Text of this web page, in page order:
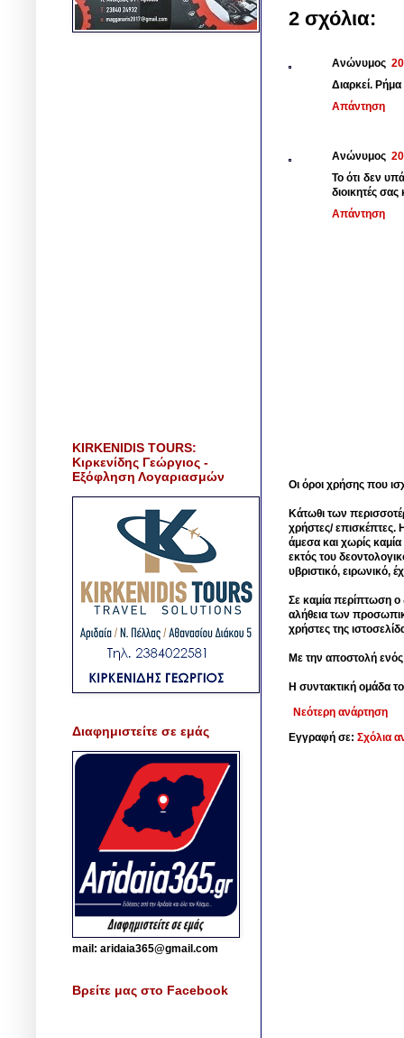
2 σχόλια:
Ανώνυμος
Διαρκεί. Ρήμα
Απάντηση
Ανώνυμος
Το ότι δεν
διοικητές
Απάντηση
Οι όροι χρήσης που
Κάτωθι των
χρήστες/ επισκέπτες.
άμεσα και χωρίς
εκτός του
υβριστικό, ειρωνικό,
Σε καμία περίπτωση ο
αλήθεια των
χρήστες της
Με την αποστολή
Η συντακτική ομάδα
Νεότερη ανάρτηση
Εγγραφή σε: Σχόλια
KIRKENIDIS TOURS:
Κιρκενίδης Γεώργιος -
Εξόφληση Λογαριασμών
Διαφημιστείτε σε εμάς
mail: aridaia365@gmail.com
Βρείτε μας στο Facebook